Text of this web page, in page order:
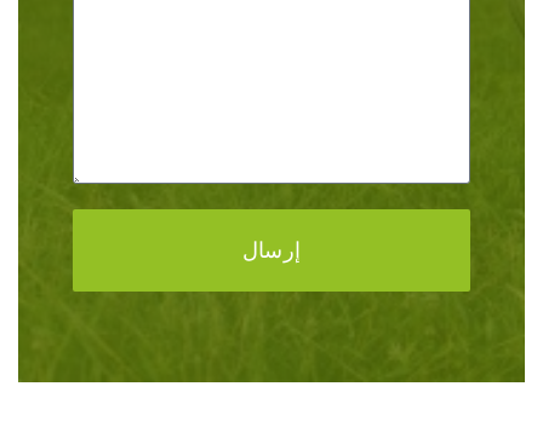
إرسال